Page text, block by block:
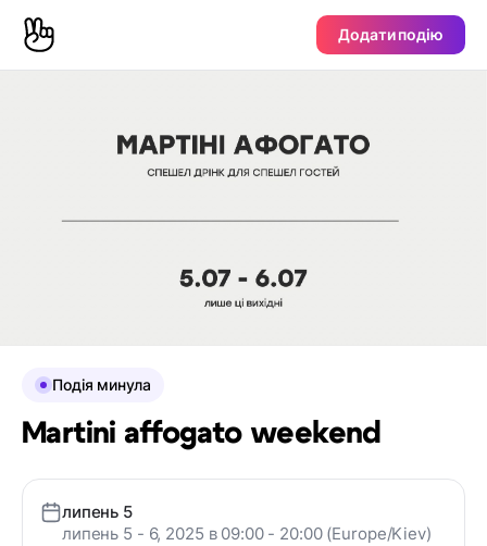
Додати подію
Подія минула
Martini affogato weekend
липень 5
липень 5 - 6, 2025 в 09:00 - 20:00 (Europe/Kiev)